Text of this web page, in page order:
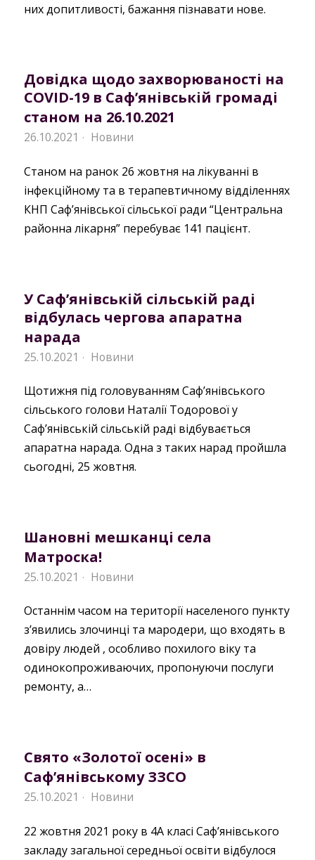
них допитливості, бажання пізнавати нове.
Довідка щодо захворюваності на
COVID-19 в Саф’янівській громаді
станом на 26.10.2021
26.10.2021 · Новини
Станом на ранок 26 жовтня на лікуванні в
інфекційному та в терапевтичному відділеннях
КНП Саф’янівської сільської ради “Центральна
районна лікарня” перебуває 141 пацієнт.
У Саф’янівській сільській раді
відбулась чергова апаратна
нарада
25.10.2021 · Новини
Щотижня під головуванням Саф’янівського
сільського голови Наталії Тодорової у
Саф’янівській сільській раді відбувається
апаратна нарада. Одна з таких нарад пройшла
сьогодні, 25 жовтня.
Шановні мешканці села
Матроска!
25.10.2021 · Новини
Останнім часом на території населеного пункту
з’явились злочинці та мародери, що входять в
довіру людей , особливо похилого віку та
одинокопроживаючих, пропонуючи послуги
ремонту, а…
Свято «Золотої осені» в
Саф’янівському ЗЗСО
25.10.2021 · Новини
22 жовтня 2021 року в 4А класі Саф’янівського
закладу загальної середньої освіти відбулося